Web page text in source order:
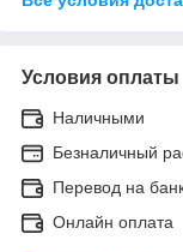
Условия оплаты
Наличными
Безналичный
Перевод на
Онлайн оплата